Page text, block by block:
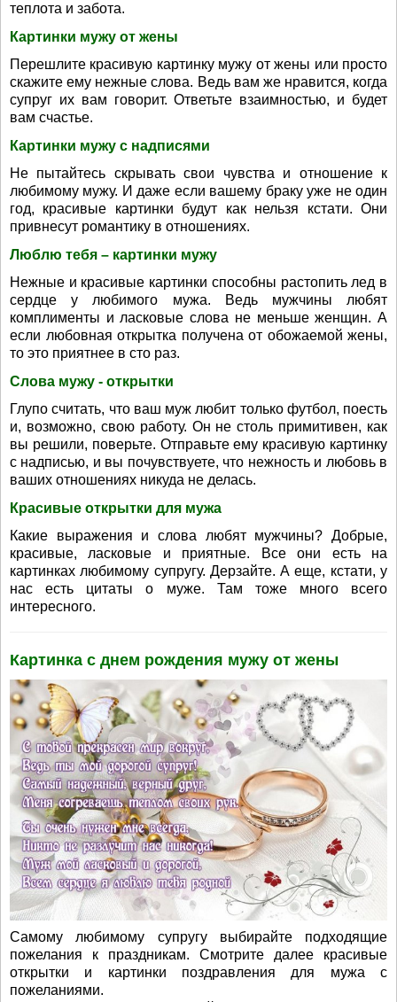
теплота и забота.
Картинки мужу от жены
Перешлите красивую картинку мужу от жены или просто
скажите ему нежные слова. Ведь вам же нравится, когда
супруг их вам говорит. Ответьте взаимностью, и будет
вам счастье.
Картинки мужу с надписями
Не пытайтесь скрывать свои чувства и отношение к
любимому мужу. И даже если вашему браку уже не один
год, красивые картинки будут как нельзя кстати. Они
привнесут романтику в отношениях.
Люблю тебя – картинки мужу
Нежные и красивые картинки способны растопить лед в
сердце у любимого мужа. Ведь мужчины любят
комплименты и ласковые слова не меньше женщин. А
если любовная открытка получена от обожаемой жены,
то это приятнее в сто раз.
Слова мужу - открытки
Глупо считать, что ваш муж любит только футбол, поесть
и, возможно, свою работу. Он не столь примитивен, как
вы решили, поверьте. Отправьте ему красивую картинку
с надписью, и вы почувствуете, что нежность и любовь в
ваших отношениях никуда не делась.
Красивые открытки для мужа
Какие выражения и слова любят мужчины? Добрые,
красивые, ласковые и приятные. Все они есть на
картинках любимому супругу. Дерзайте. А еще, кстати, у
нас есть цитаты о муже. Там тоже много всего
интересного.
Картинка с днем рождения мужу от жены
Самому любимому супругу выбирайте подходящие
пожелания к праздникам. Смотрите далее красивые
открытки и картинки поздравления для мужа с
пожеланиями.